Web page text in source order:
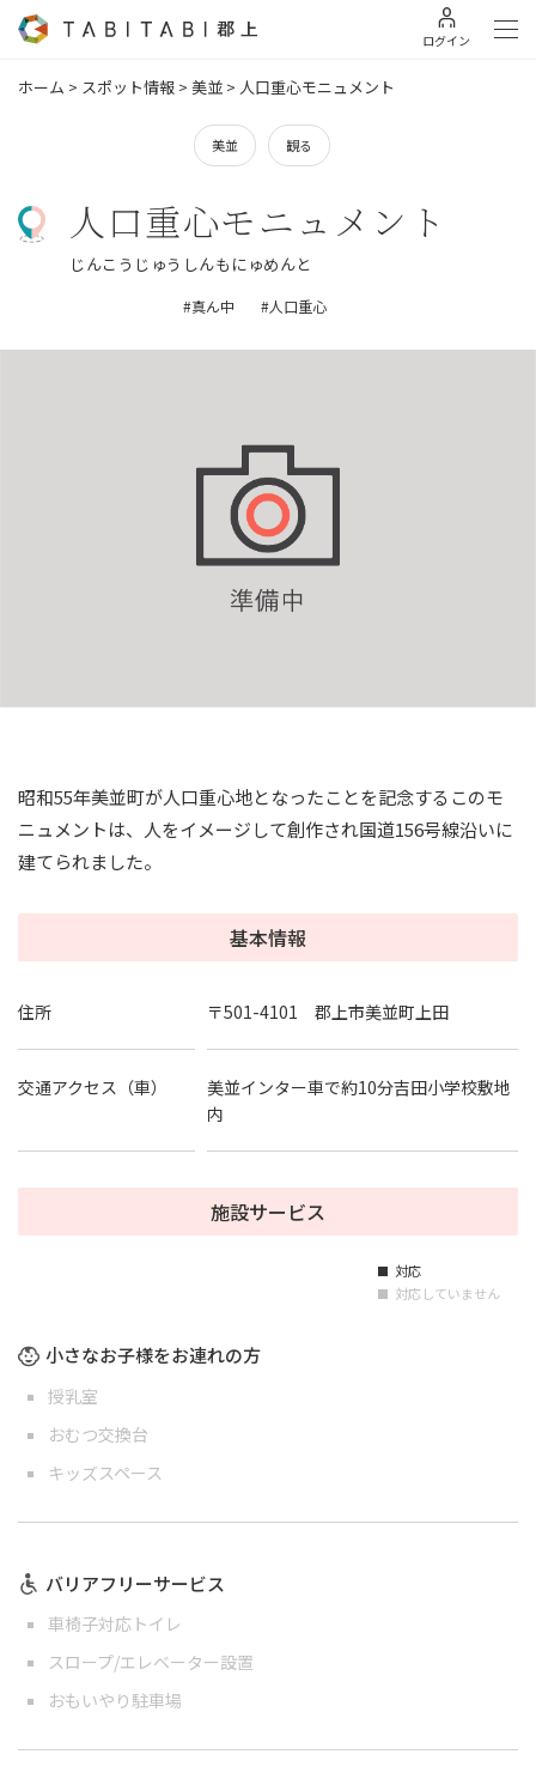
ログイン
ホーム > スポット情報 > 美並 > 人口重心モニュメント
美並 観る
人口重心モニュメント
じんこうじゅうしんもにゅめんと
#真ん中 #人口重心
昭和55年美並町が人口重心地となったことを記念するこのモ
ニュメントは、人をイメージして創作され国道156号線沿いに
建てられました。
基本情報
住所 〒501-4101 郡上市美並町上田
交通アクセス（車）
美並インター車で約10分吉田小学校敷地
内
施設サービス
■ 対応
■ 対応していません
小さなお子様をお連れの方
授乳室
おむつ交換台
キッズスペース
バリアフリーサービス
車椅子対応トイレ
スロープ/エレベーター設置
おもいやり駐車場